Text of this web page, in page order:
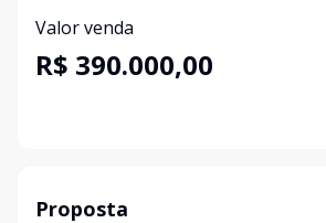
Valor venda
R$ 390.000,00
Proposta